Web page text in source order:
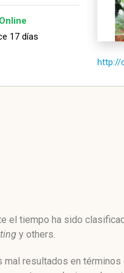
Online
17 días
http://
el tiempo ha sido
y others.
resultados en